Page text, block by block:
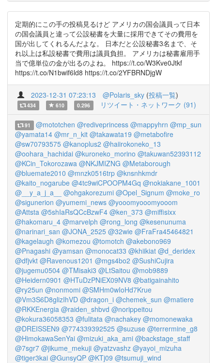
定期的にこの手の投稿見るけど アメリカの国会議員って日本
の国会議員と違って公設秘書を大量に採用できてその費用を
国が出してくれるんだよな。 日本だと公設秘書3名まで、そ
れ以上は私設秘書で費用は議員負担。 アメリカは秘書雇用手
当で億単位の金が出るのよね。 https://t.co/W3Kve0Jtkf
https://t.co/N1bwif6ld8 https://t.co/2YFBRNDjgW
2023-12-31 07:23:13 @Polaris_sky (投稿一覧)
434 610 0.296 リツイート・ネットワーク (91)
91 @mototchen @rediveprincess @mappyhrn @mp_sun
@yamata14 @mr_n_kit @takawata19 @metabofire
@sw70793575 @kanoplus2 @haiirokoneko_13
@oohara_hachidai @kuroneko_morino @takuwan52393112
@KCin_Tokorozawa @NKJMIZNG @Metaborough
@bluemate2010 @mnzk0516trp @knsnhkmdr
@kaito_nogarube @4tc9wiCPOOPM4Gq @nokiakane_1001
@__y_a_j_a__
@ohgakorezumi @Opel_Signum @moke_ro
@sigunerion @yumemi_news @yooomyooomyooom
@Attsta @5shIaRsQCcBzwF4 @ken_373 @miffisixx
@hakomaru_4 @marvelph @rong_long @kesenunuma
@narinari_san @JONA_2525 @32wie @FraFra45464821
@kagelaugh @komezou @tomotch @akebono969
@Pnagashi @yamsan @monocat33 @khiikiat @d_deridex
@dfjvkt @Ravenous1201 @mgs4bo2 @SushiCujira
@jugemu0504 @TMisaki3 @LtSaitou @mob9889
@Heidern0901 @HTuDzPNiEX09NV8 @batigainahito
@ry25un @nonmomi @SMHm0wIoHd7Krue
@Vm3S6D8glizIhVD @dragon_i @chemek_sun @matiere
@RKKEnergia @raiden_shbvd @norippeitou
@kokura36058353 @fulitata @nachakey @momonewaka
@DREISSEN9 @774339392525 @suzuse @terrermine_g8
@HimokawaSenYai @mizuki_aka_ami @backstage_staff
@7sgr7 @jikume_mekuji @yatzvashz @yayoi_mizuha
@tiger3kai @GunsyQP @KTj09 @tsumuji_wind